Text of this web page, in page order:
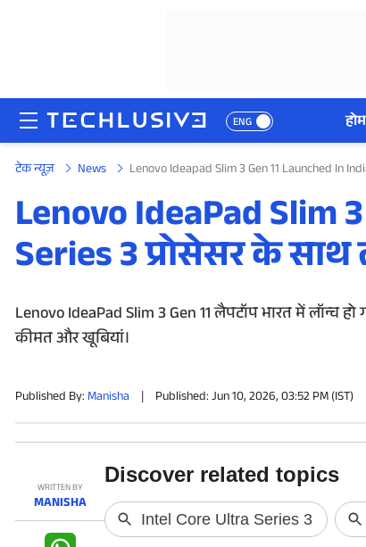
ENG होम
होम
न्यूज़
रिव्यू
मोबाइल फोन्स
फोटो
वीडियो
वेब स्टोरी
ऐप्स
टेक न्यूज़ News Lenovo Ideapad Slim 3 Gen 11 Launched In
Lenovo IdeaPad Slim
Series 3 प्रोसेसर के
Lenovo IdeaPad Slim 3 Gen 11 लैपटॉप भारत में लॉन्च
कीमत और खूबियां।
Published By: Manisha | Published: Jun 10, 2026, 03:52 PM (IST)
WRITTEN BY
MANISHA